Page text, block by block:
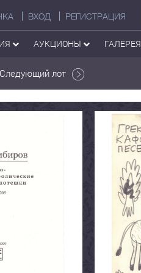
ВХОД РЕГИСТРАЦИЯ
АУКЦИОНЫ ГАЛЕРЕЯ
Следующий лот